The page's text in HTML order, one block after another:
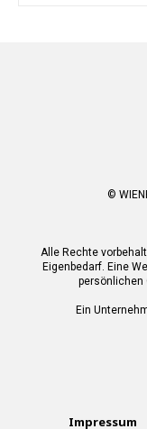
©
Alle Rechte
Eigenbedarf. Eine
persönlichen
Ein
Impressum